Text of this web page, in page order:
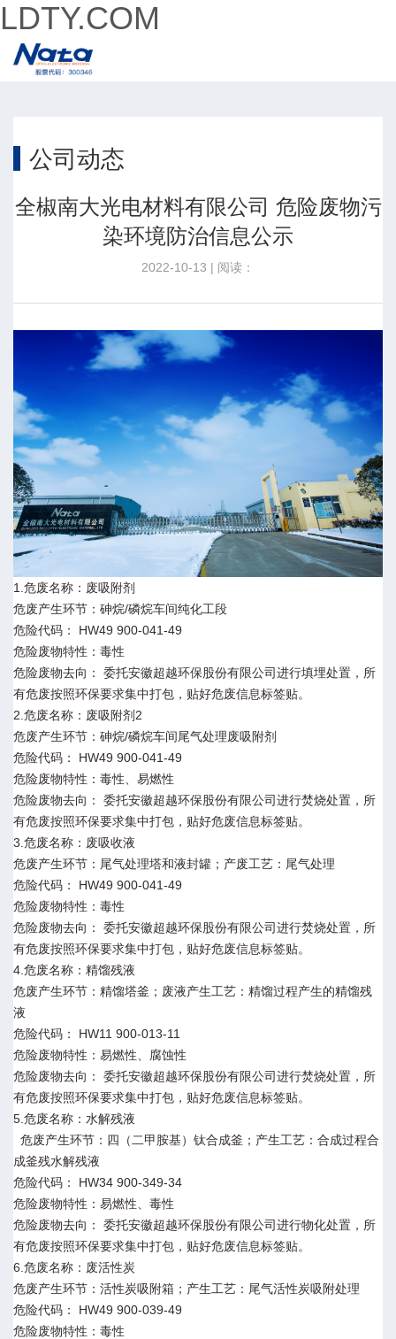
LDTY.COM
公司动态
全椒南大光电材料有限公司 危险废物污
染环境防治信息公示
2022-10-13 | 阅读：
1.危废名称：废吸附剂
危废产生环节：砷烷/磷烷车间纯化工段
危险代码： HW49 900-041-49
危险废物特性：毒性
危险废物去向： 委托安徽超越环保股份有限公司进行填埋处置，所
有危废按照环保要求集中打包，贴好危废信息标签贴。
2.危废名称：废吸附剂2
危废产生环节：砷烷/磷烷车间尾气处理废吸附剂
危险代码： HW49 900-041-49
危险废物特性：毒性、易燃性
危险废物去向： 委托安徽超越环保股份有限公司进行焚烧处置，所
有危废按照环保要求集中打包，贴好危废信息标签贴。
3.危废名称：废吸收液
危废产生环节：尾气处理塔和液封罐；产废工艺：尾气处理
危险代码： HW49 900-041-49
危险废物特性：毒性
危险废物去向： 委托安徽超越环保股份有限公司进行焚烧处置，所
有危废按照环保要求集中打包，贴好危废信息标签贴。
4.危废名称：精馏残液
危废产生环节：精馏塔釜；废液产生工艺：精馏过程产生的精馏残
液
危险代码： HW11 900-013-11
危险废物特性：易燃性、腐蚀性
危险废物去向： 委托安徽超越环保股份有限公司进行焚烧处置，所
有危废按照环保要求集中打包，贴好危废信息标签贴。
5.危废名称：水解残液
危废产生环节：四（二甲胺基）钛合成釜；产生工艺：合成过程合
成釜残水解残液
危险代码： HW34 900-349-34
危险废物特性：易燃性、毒性
危险废物去向： 委托安徽超越环保股份有限公司进行物化处置，所
有危废按照环保要求集中打包，贴好危废信息标签贴。
6.危废名称：废活性炭
危废产生环节：活性炭吸附箱；产生工艺：尾气活性炭吸附处理
危险代码： HW49 900-039-49
危险废物特性：毒性